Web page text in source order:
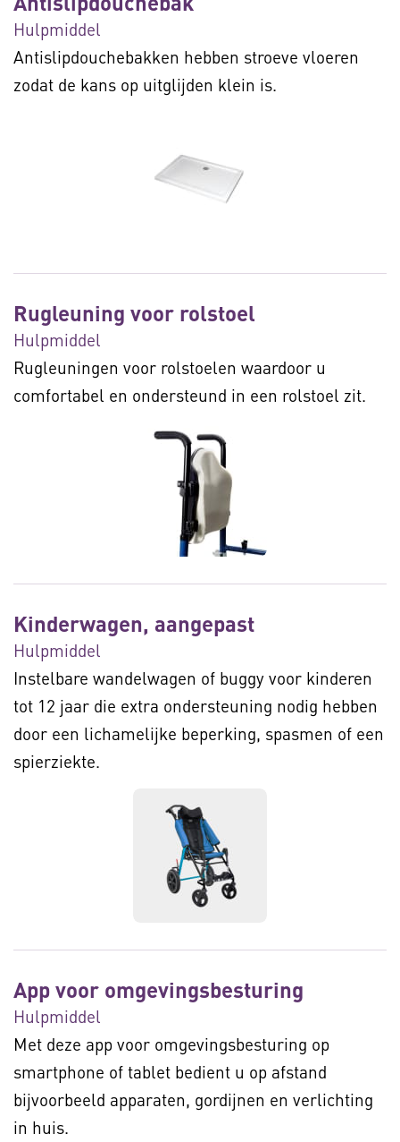
Hulpmiddel
Antislipdouchebakken hebben stroeve vloeren
zodat de kans op uitglijden klein is.
Rugleuning voor rolstoel
Hulpmiddel
Rugleuningen voor rolstoelen waardoor u
comfortabel en ondersteund in een rolstoel zit.
Kinderwagen, aangepast
Hulpmiddel
Instelbare wandelwagen of buggy voor kinderen
tot 12 jaar die extra ondersteuning nodig hebben
door een lichamelijke beperking, spasmen of een
spierziekte.
App voor omgevingsbesturing
Hulpmiddel
Met deze app voor omgevingsbesturing op
smartphone of tablet bedient u op afstand
bijvoorbeeld apparaten, gordijnen en verlichting
in huis.